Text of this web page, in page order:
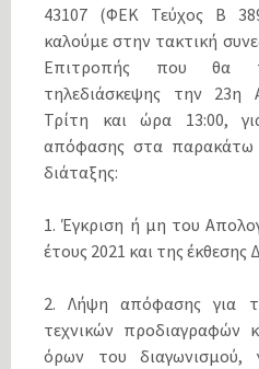
43107 (ΦΕΚ Τεύχος Β
καλούμε στην τακτική
Επιτροπής που θα
τηλεδιάσκεψης την 23η
Τρίτη και ώρα 13:00,
απόφασης στα παρακάτω
διάταξης:
1. Έγκριση ή μη του
έτους 2021 και της έκθεσης
2. Λήψη απόφασης για
τεχνικών προδιαγραφών
όρων του διαγωνισμού,